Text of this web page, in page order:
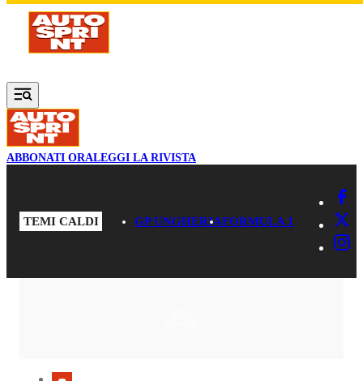
Vai al contenuto principale
ABBONATI ORALEGGI LA RIVISTA
TEMI CALDI GP UNGHERIAFORMULA 1